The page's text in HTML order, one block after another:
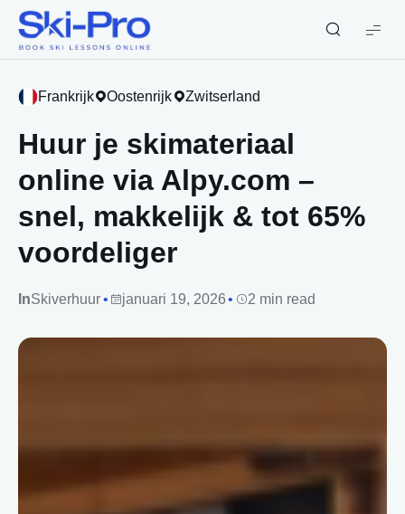
Ski-
Pro
Frankrijk Oostenrijk Zwitserland
Huur je skimateriaal
online via Alpy.com –
snel, makkelijk & tot 65%
voordeliger
InSkiverhuur januari 19, 2026 2 min read